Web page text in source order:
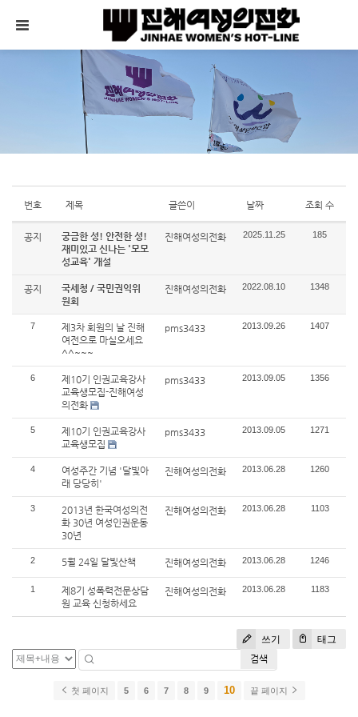
메뉴 건너뛰기
번호 제목 글쓴이 날짜 조회 수
공지
궁금한 성! 안전한 성!
재미있고 신나는 '모모
성교육' 개설
진해여성의전화 2025.11.25 185
공지
국세청 / 국민권익위
원회
진해여성의전화 2022.08.10 1348
7
제3차 회원의 날 진해
여전으로 마실오세요
^^~~~
pms3433 2013.09.26 1407
6
제10기 인권교육강사
교육생모집-진해여성
의전화
pms3433 2013.09.05 1356
5
제10기 인권교육강사
교육생모집
pms3433 2013.09.05 1271
4
여성주간 기념 '달빛아
래 당당히'
진해여성의전화 2013.06.28 1260
3
2013년 한국여성의전
화 30년 여성인권운동
30년
진해여성의전화 2013.06.28 1103
2 5월 24일 달빛산책 진해여성의전화 2013.06.28 1246
1
제8기 성폭력전문상담
원 교육 신청하세요
진해여성의전화 2013.06.28 1183
쓰기 태그
검색
첫 페이지 5 6 7 8 9 10 끝 페이지